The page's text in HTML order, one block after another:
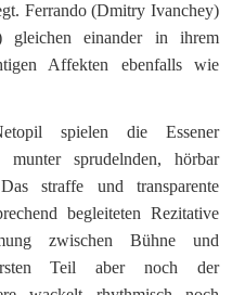
Ferrando (Dmitry Ivanchey)
gleichen einander in ihrem
Affekten ebenfalls wie
spielen die Essener
munter sprudelnden, hörbar
straffe und transparente
begleiteten Rezitative
zwischen Bühne und
Teil aber noch der